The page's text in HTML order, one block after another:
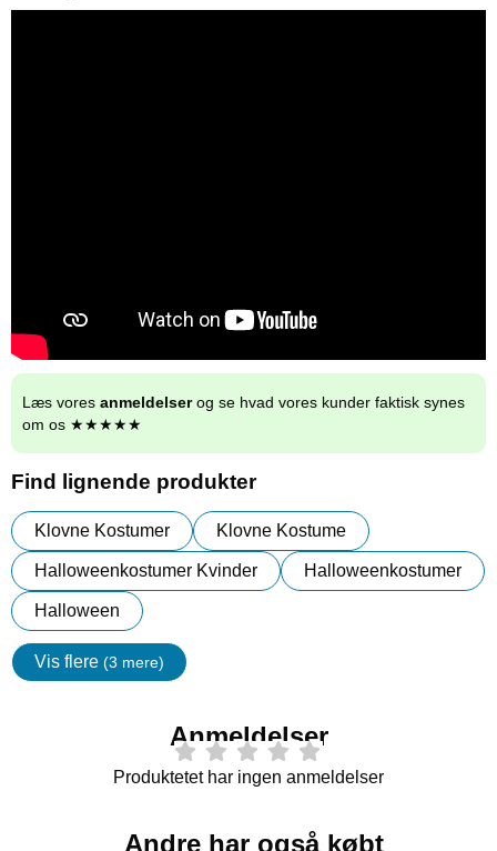
Læs vores anmeldelserog se hvad vores kunder faktisk synes
om os ★★★★★
Find lignende produkter
Klovne Kostumer Klovne Kostume
Halloweenkostumer Kvinder Halloweenkostumer
Halloween
Vis flere (3 mere)
Egenskaper
Anmeldelser
Produktetet har ingen anmeldelser
Andre har også købt